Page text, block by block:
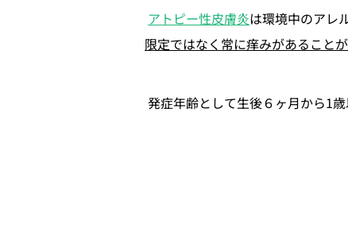
アトピー性皮膚炎は環境中のアレ
限定ではなく常に痒みがあることが
発症年齢として生後６ヶ月から1